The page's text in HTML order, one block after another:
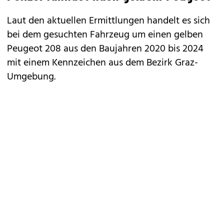
Laut den aktuellen Ermittlungen handelt es sich
bei dem gesuchten Fahrzeug um einen gelben
Peugeot 208 aus den Baujahren 2020 bis 2024
mit einem Kennzeichen aus dem Bezirk Graz-
Umgebung.